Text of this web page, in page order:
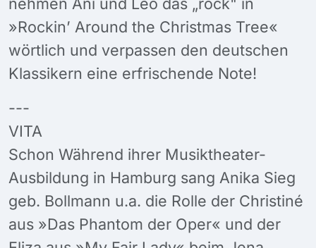
»Rockin’ Around the Christmas Tree«
wörtlich und verpassen den deutschen
Klassikern eine erfrischende Note!
---
VITA
Schon Während ihrer Musiktheater-
Ausbildung in Hamburg sang Anika Sieg
geb. Bollmann u.a. die Rolle der Christiné
aus »Das Phantom der Oper« und der